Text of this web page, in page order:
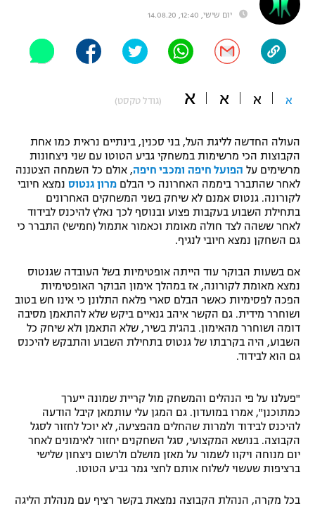
"מחצית בשכונה" – פודקאסט
משתתפים וזוכים בפרסים
תקנון משתתפים וזוכים בפרסים
תקנון עבור פעילות אלקטרה
תקנון עבור פעילות ספורט 1 – "מרלן"
גיימינג E-Sports
תנאי שימוש
תקנון פעילות ספורט 1
רשיון להקרנה פומבית לבית עסק
לוח דרושים – ג'ובנט
תגיות
המגזין
ספורט מוטורי
כדורמים
בייסבול MLB
ספורט אתגרי ואקסטרים
אומנויות לחימה
יום שישי, 12:40, 14.08.20
א א א א (גודל טקסט)
העולה החדשה לליגת העל, בני סכנין, בינתיים נראית כמו אחת
הקבוצות הכי מרשימות במשחקי גביע הטוטו עם שני ניצחונות
מרשימים על הפועל חיפה ומכבי חיפה, אולם כל השמחה הצטננה
לאחר שהתברר ביממה האחרונה כי הבלם מרון גנטוס נמצא חיובי
לקורונה. גנטוס אמנם לא שיחק בשני המשחקים האחרונים
בתחילת השבוע בעקבות פצוע ובנוסף לכך נאלץ להיכנס לבידוד
לאחר ששהה לצד חולה מאומת וכאמור אתמול (חמישי) התברר כי
גם השחקן נמצא חיובי לנגיף.
אם בשעות הבוקר עוד הייתה אופטימיות בשל העובדה שגנטוס
נמצא מאומת לקורונה, אז במהלך אימון הבוקר האופטימיות
הפכה לפסימיות כאשר הבלם סארי פלאח התלונן כי אינו חש בטוב
ושוחרר מידית. גם הקשר איהב גנאיים ביקש שלא להתאמן מסיבה
דומה ושוחרר מהאימון. בהג'ת בשיר, שלא התאמן ולא שיחק כל
השבוע, היה בקרבתו של גנטוס בתחילת השבוע והתבקש להיכנס
גם הוא לבידוד.
"פעלנו על פי הנהלים והמשחק מול קריית שמונה ייערך
כמתוכנן", אמרו במועדון. גם המגן עלי עותמאן קיבל הודעה
להיכנס לבידוד ולמרות שהחלים מהפציעה, לא יוכל לחזור לסגל
הקבוצה. בנושא המקצועי, סגל השחקנים יחזור לאימונים לאחר
יום מנוחה ויקוו לשמור על מאזן מושלם ולרשום ניצחון שלישי
ברציפות שעשוי לשלוח אותם לחצי גמר גביע הטוטו.
בכל מקרה, הנהלת הקבוצה נמצאת בקשר רציף עם מנהלת הליגה